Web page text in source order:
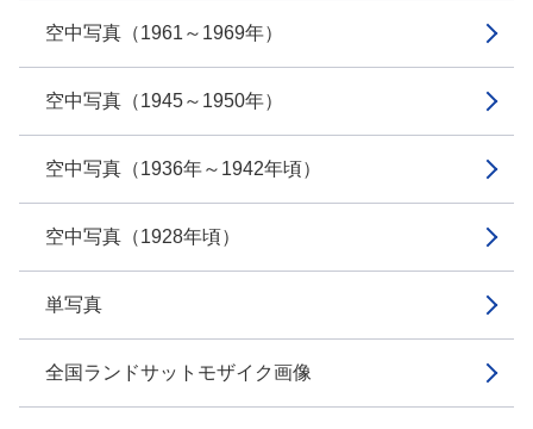
空中写真（1961～1969年）
空中写真（1945～1950年）
空中写真（1936年～1942年頃）
空中写真（1928年頃）
単写真
全国ランドサットモザイク画像